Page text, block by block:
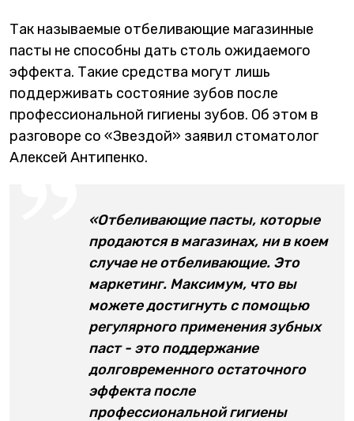
Так называемые отбеливающие магазинные
пасты не способны дать столь ожидаемого
эффекта. Такие средства могут лишь
поддерживать состояние зубов после
профессиональной гигиены зубов. Об этом в
разговоре со «Звездой» заявил стоматолог
Алексей Антипенко.
«Отбеливающие пасты, которые
продаются в магазинах, ни в коем
случае не отбеливающие. Это
маркетинг. Максимум, что вы
можете достигнуть с помощью
регулярного применения зубных
паст - это поддержание
долговременного остаточного
эффекта после
профессиональной гигиены